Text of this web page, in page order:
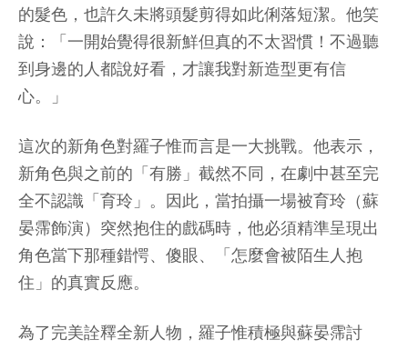
的髮色，也許久未將頭髮剪得如此俐落短潔。他笑
說：「一開始覺得很新鮮但真的不太習慣！不過聽
到身邊的人都說好看，才讓我對新造型更有信
心。」
這次的新角色對羅子惟而言是一大挑戰。他表示，
新角色與之前的「有勝」截然不同，在劇中甚至完
全不認識「育玲」。因此，當拍攝一場被育玲（蘇
晏霈飾演）突然抱住的戲碼時，他必須精準呈現出
角色當下那種錯愕、傻眼、「怎麼會被陌生人抱
住」的真實反應。
為了完美詮釋全新人物，羅子惟積極與蘇晏霈討